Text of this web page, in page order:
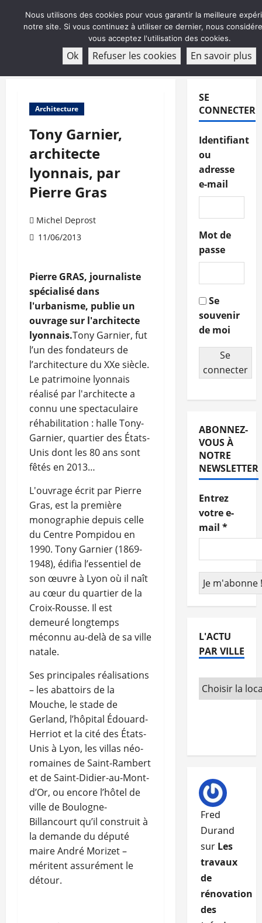
ABONNEMENT
Architecture
Tony Garnier,
architecte
lyonnais, par
Pierre Gras
Michel Deprost
11/06/2013
Pierre GRAS, journaliste
spécialisé dans
l'urbanisme, publie un
ouvrage sur l'architecte
lyonnais.Tony Garnier, fut
l’un des fondateurs de
l’architecture du XXe siècle.
Le patrimoine lyonnais
réalisé par l'architecte a
connu une spectaculaire
réhabilitation : halle Tony-
Garnier, quartier des États-
Unis dont les 80 ans sont
fêtés en 2013…
L'ouvrage écrit par Pierre
Gras, est la première
monographie depuis celle
du Centre Pompidou en
1990. Tony Garnier (1869-
1948), édifia l’essentiel de
son œuvre à Lyon où il naît
au cœur du quartier de la
Croix-Rousse. Il est
demeuré longtemps
méconnu au-delà de sa ville
natale.
Ses principales réalisations
– les abattoirs de la
Mouche, le stade de
Gerland, l’hôpital Édouard-
Herriot et la cité des États-
Unis à Lyon, les villas néo-
romaines de Saint-Rambert
et de Saint-Didier-au-Mont-
d’Or, ou encore l’hôtel de
ville de Boulogne-
Billancourt qu’il construit à
la demande du député
maire André Morizet –
méritent assurément le
détour.
SE
CONNECTER
Identifiant
ou
adresse
e-mail
Mot de
passe
Se
souvenir
de moi
Se
connecter
ABONNEZ-
VOUS À
NOTRE
NEWSLETTER
Entrez
votre e-
mail *
L'ACTU
PAR VILLE
Fred
Durand
sur Les
travaux
de
rénovation
des
Nous utilisons des cookies pour vous garantir la meilleure
notre site. Si vous continuez à utiliser ce dernier, nous
vous acceptez l'utilisation des cookies.
Ok Refuser les cookies En savoir plus